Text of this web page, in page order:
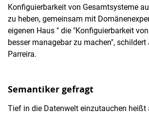
Konfiguierbarkeit von Gesamtsysteme
zu heben, gemeinsam mit
eigenen Haus " die "Konfiguierbarkeit von
besser managebar zu machen",
Parreira.
Semantiker gefragt
Tief in die Datenwelt einzutauchen heißt